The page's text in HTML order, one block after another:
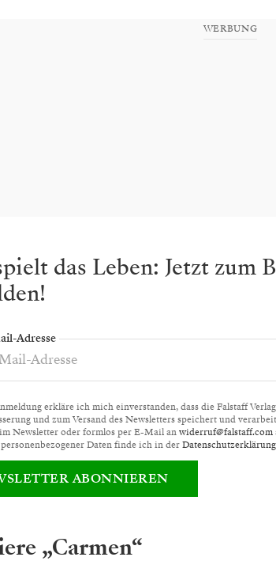
WERBUNG
das Leben: Jetzt zum
Adresse
erkläre ich mich einverstanden, dass die Falstaff
und zum Versand des Newsletters speichert und
Newsletter oder formlos per E-Mail anwiderruf@falstaff.com
Daten finde ich in derDatenschutzerklärung
ABONNIEREN
„Carmen“